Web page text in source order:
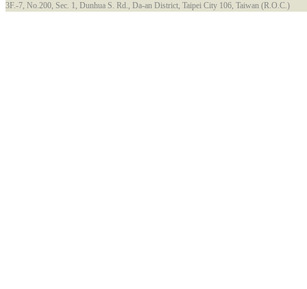
3F.-7, No.200, Sec. 1, Dunhua S. Rd., Da-an District, Taipei City 106, Taiwan (R.O.C.)